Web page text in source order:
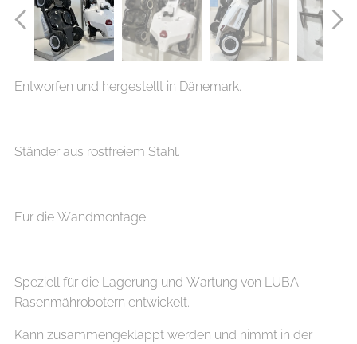
Mammotion LUBA Servicestativ (2)
Mammotion LUBA Servicestativ (1)
Mammotion LUBA Servicestativ (3)
Entworfen und hergestellt in Dänemark.
Ständer aus rostfreiem Stahl.
Für die Wandmontage.
Speziell für die Lagerung und Wartung von LUBA-
Rasenmährobotern entwickelt.
Kann zusammengeklappt werden und nimmt in der